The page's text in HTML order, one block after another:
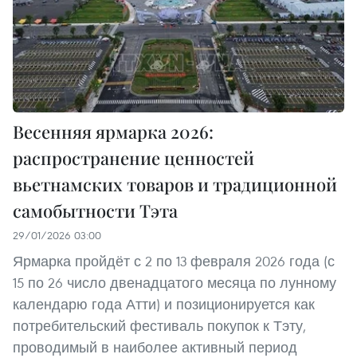
Весенняя ярмарка 2026:
распространение ценностей
вьетнамских товаров и традиционной
самобытности Тэта
29/01/2026 03:00
Ярмарка пройдёт с 2 по 13 февраля 2026 года (с
15 по 26 число двенадцатого месяца по лунному
календарю года Атти) и позиционируется как
потребительский фестиваль покупок к Тэту,
проводимый в наиболее активный период